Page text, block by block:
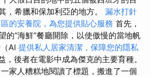
，希臘和保加利亞的地方。 漏水打針
的安養院，為您提供貼心服務 首先，
的“海鮮”餐廳開除，以使傲慢的當地帆
Al 提供私人居家清潔，保障您的隱私
，後者在電影中成為傑克的主要育種。
一家人糟糕地閱讀了標題，搬進了一個